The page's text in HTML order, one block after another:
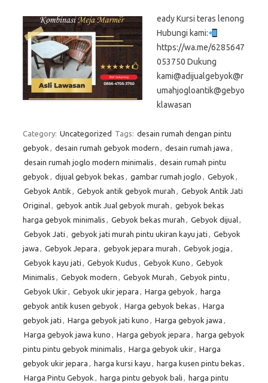
eady Kursi teras lenong
Hubungi kami:
https://wa.me/6285647
053750 Dukung
kami@adijualgebyok@r
umahjogloantik@gebyo
klawasan
Category: Uncategorized Tags: desain rumah dengan pintu
gebyok , desain rumah gebyok modern , desain rumah jawa ,
desain rumah joglo modern minimalis , desain rumah pintu
gebyok , dijual gebyok bekas , gambar rumah joglo , Gebyok ,
Gebyok Antik , Gebyok antik gebyok murah , Gebyok Antik Jati
Original, gebyok antik Jual gebyok murah , gebyok bekas
harga gebyok minimalis , Gebyok bekas murah , Gebyok dijual,
Gebyok Jati , gebyok jati murah pintu ukiran kayu jati , Gebyok
jawa , Gebyok Jepara , gebyok jepara murah , Gebyok jogja ,
Gebyok kayu jati , Gebyok Kudus , Gebyok Kuno , Gebyok
Minimalis , Gebyok modern , Gebyok Murah , Gebyok pintu ,
Gebyok Ukir, Gebyok ukir jepara , Harga gebyok , harga
gebyok antik kusen gebyok , Harga gebyok bekas , Harga
gebyok jati , Harga gebyok jati kuno , Harga gebyok jawa ,
Harga gebyok jawa kuno , Harga gebyok jepara , harga gebyok
pintu pintu gebyok minimalis , Harga gebyok ukir, Harga
gebyok ukir jepara , harga kursi kayu , harga kusen pintu bekas ,
Harga Pintu Gebyok , harga pintu gebyok bali , harga pintu